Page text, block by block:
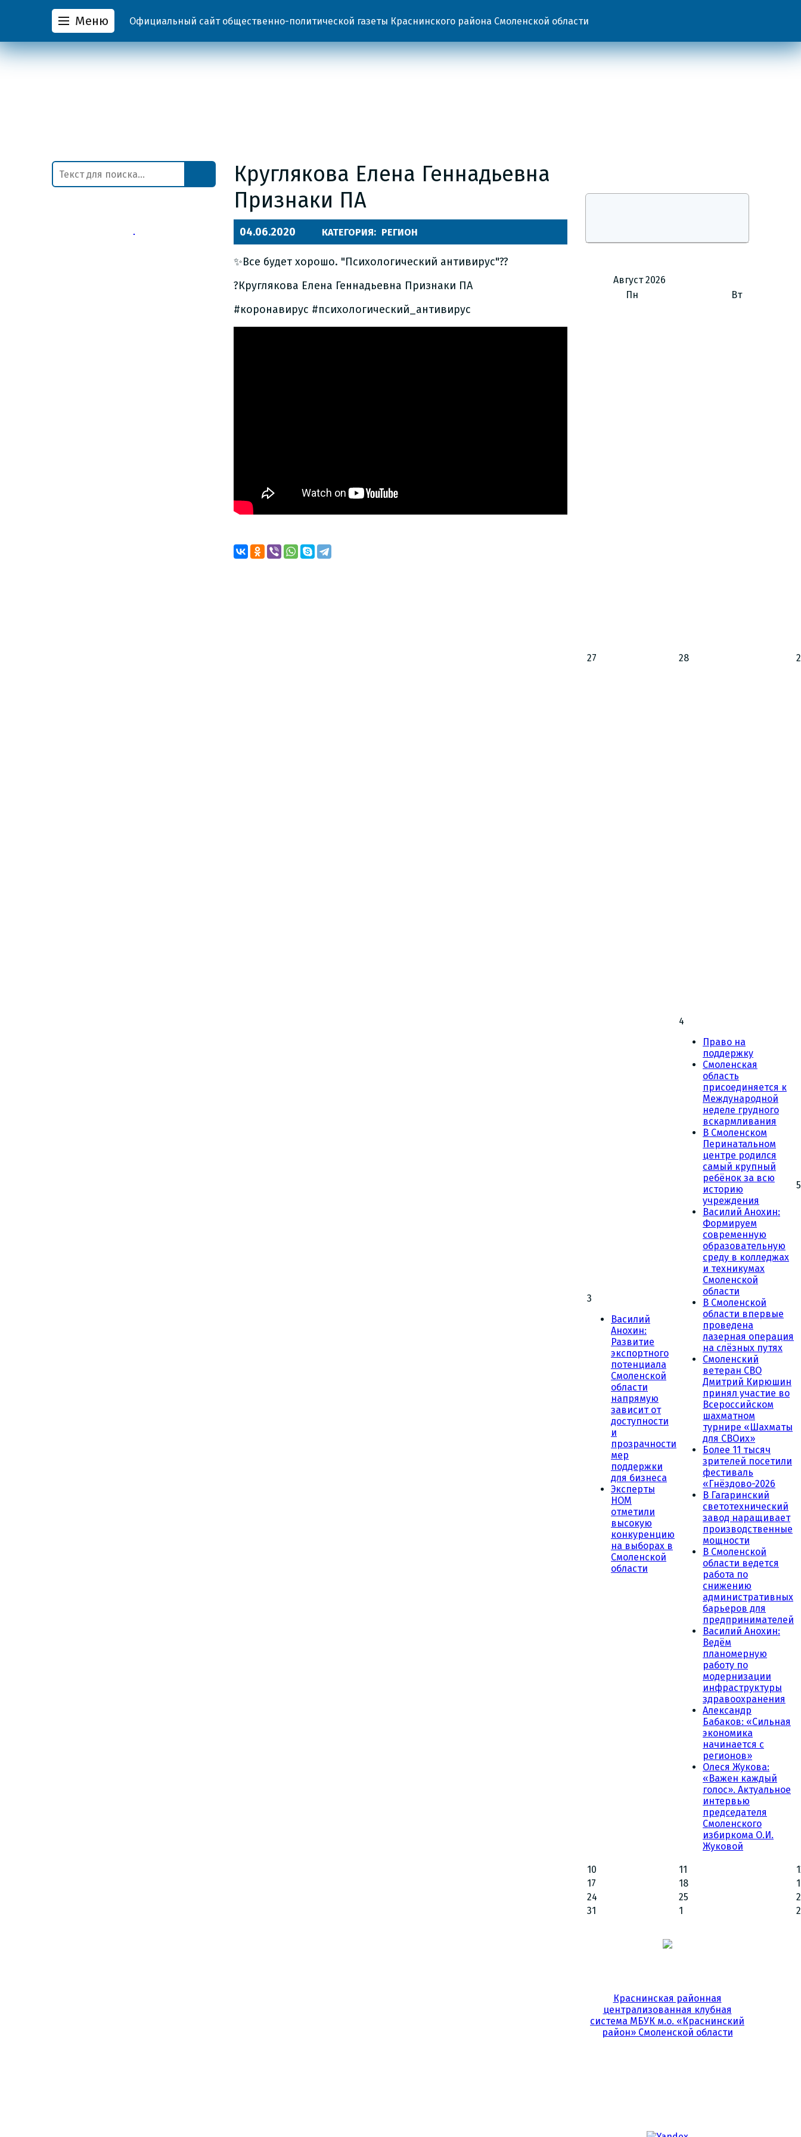
Меню Официальный сайт общественно-политической газеты Краснинского района Смоленской области
Круглякова Елена Геннадьевна
Признаки ПА
04.06.2020 КАТЕГОРИЯ: РЕГИОН
✨Все будет хорошо. "Психологический антивирус"??
?Круглякова Елена Геннадьевна Признаки ПА
#коронавирус #психологический_антивирус
Август 2026
Пн
Вт
27 28
3
Василий
Анохин:
Развитие
экспортного
потенциала
Смоленской
области
напрямую
зависит от
доступности
и
прозрачности
мер
поддержки
для бизнеса
Эксперты
НОМ
отметили
высокую
конкуренцию
на выборах в
Смоленской
области
4
Право на
поддержку
Смоленская
область
присоединяется к
Международной
неделе грудного
вскармливания
В Смоленском
Перинатальном
центре родился
самый крупный
ребёнок за всю
историю
учреждения
Василий Анохин:
Формируем
современную
образовательную
среду в колледжах
и техникумах
Смоленской
области
В Смоленской
области впервые
проведена
лазерная операция
на слёзных путях
Смоленский
ветеран СВО
Дмитрий Кирюшин
принял участие во
Всероссийском
шахматном
турнире «Шахматы
для СВОих»
Более 11 тысяч
зрителей посетили
фестиваль
«Гнёздово-2026
В Гагаринский
светотехнический
завод наращивает
производственные
мощности
В Смоленской
области ведется
работа по
снижению
административных
барьеров для
предпринимателей
Василий Анохин:
Ведём
планомерную
работу по
модернизации
инфраструктуры
здравоохранения
Александр
Бабаков: «Сильная
экономика
начинается с
регионов»
Олеся Жукова:
«Важен каждый
голос». Актуальное
интервью
председателя
Смоленского
избиркома О.И.
Жуковой
5
10 11
17
18
24
25
31
1 2
Краснинская районная
централизованная клубная
система МБУК м.о. «Краснинский
район» Смоленской области